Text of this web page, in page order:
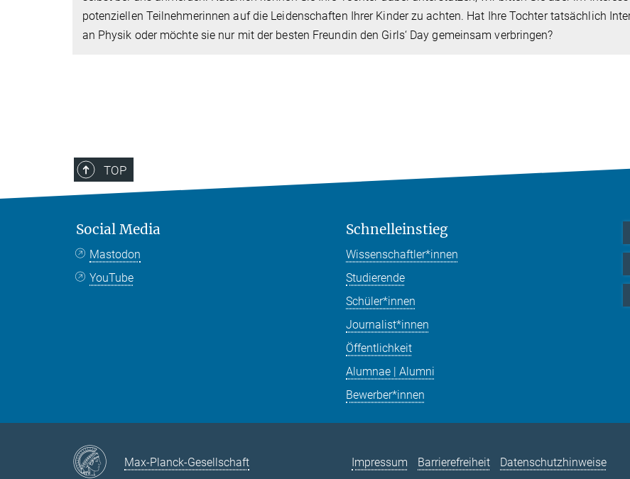
potenziellen Teilnehmerinnen auf die Leidenschaften Ihrer Kinder zu achten. Hat Ihre Tochter tatsächlich
an Physik oder möchte sie nur mit der besten Freundin den Girls‘ Day gemeinsam verbringen?
TOP
Social Media
Mastodon
YouTube
Schnelleinstieg
Wissenschaftler*innen
Studierende
Schüler*innen
Journalist*innen
Öffentlichkeit
Alumnae | Alumni
Bewerber*innen
Max-Planck-Gesellschaft Impressum Barrierefreiheit Datenschutzhinweise